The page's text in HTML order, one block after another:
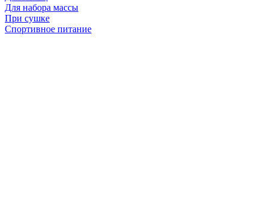
Для набора массы
При сушке
Спортивное питание